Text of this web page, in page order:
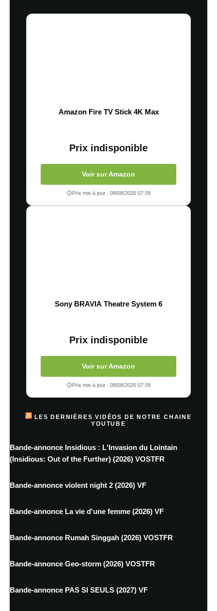
Amazon Fire TV Stick 4K Max
Prix indisponible
Voir sur Amazon
Prix mis à jour : 08/08/2026 07:39
Sony BRAVIA Theatre System 6
Prix indisponible
Voir sur Amazon
Prix mis à jour : 08/08/2026 07:39
LES DERNIÈRES VIDÉOS DE NOTRE CHAINE
YOUTUBE
Bande-annonce Insidious : L'Invasion du Lointain
(Insidious: Out of the Further) (2026) VOSTFR
Bande-annonce violent night 2 (2026) VF
Bande-annonce La vie d'une femme (2026) VF
Bande-annonce Rumah Singgah (2026) VOSTFR
Bande-annonce Geo-storm (2026) VOSTFR
Bande-annonce PAS SI SEULS (2027) VF